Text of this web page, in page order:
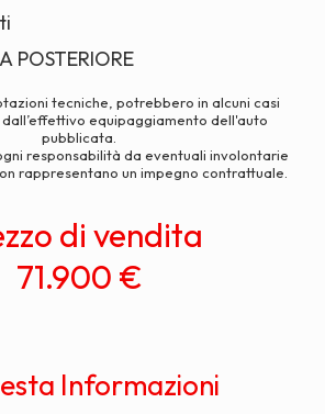
POSTERIORE
tecniche, potrebbero in alcuni casi
equipaggiamento dell'auto
pubblicata.
responsabilità da eventuali involontarie
rappresentano un impegno contrattuale.
di vendita
71.900 €
Informazioni